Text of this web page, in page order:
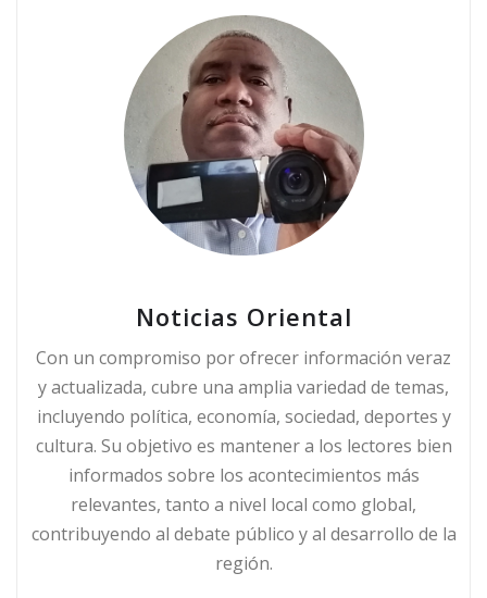
Noticias Oriental
Con un compromiso por ofrecer información veraz
y actualizada, cubre una amplia variedad de temas,
incluyendo política, economía, sociedad, deportes y
cultura. Su objetivo es mantener a los lectores bien
informados sobre los acontecimientos más
relevantes, tanto a nivel local como global,
contribuyendo al debate público y al desarrollo de la
región.